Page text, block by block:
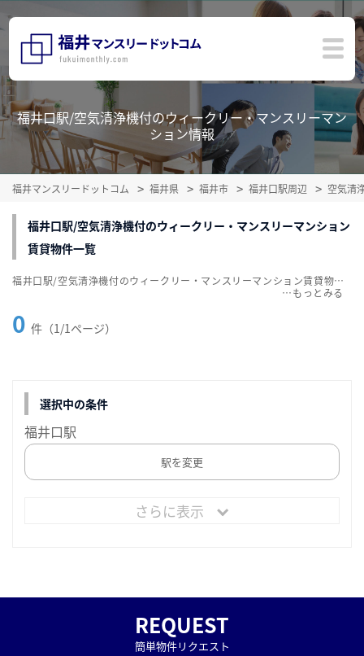
福井口駅/空気清浄機付のウィークリー・マンスリーマン
ション情報
福井マンスリードットコム 福井県 福井市 福井口駅周辺 空気清
福井口駅/空気清浄機付のウィークリー・マンスリーマンション
賃貸物件一覧
0 件（1/1ページ）
福井口駅/空気清浄機付のウィークリー・マンスリーマンション賃貸物件一覧を掲載中。敷金・礼金無料、家具・家電付をご紹介。こだわり条件での絞込みも簡単！
…
選択中の条件
福井口駅
駅を変更
さらに表示
REQUEST
簡単物件リクエスト